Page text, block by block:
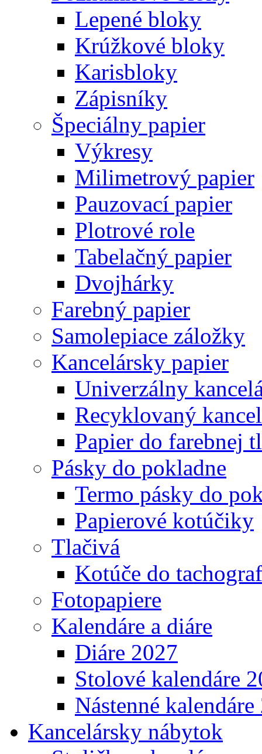
Lepené bloky
Krúžkové bloky
Karisbloky
Zápisníky
Špeciálny papier
Výkresy
Milimetrový papier
Pauzovací papier
Plotrové role
Tabelačný papier
Dvojhárky
Farebný papier
Samolepiace záložky
Kancelársky papier
Univerzálny
Recyklovaný
Papier do farebnej
Pásky do pokladne
Termo pásky do
Papierové kotúčiky
Tlačivá
Kotúče do
Fotopapiere
Kalendáre a diáre
Diáre 2027
Stolové kalendáre
Nástenné
Kancelársky nábytok